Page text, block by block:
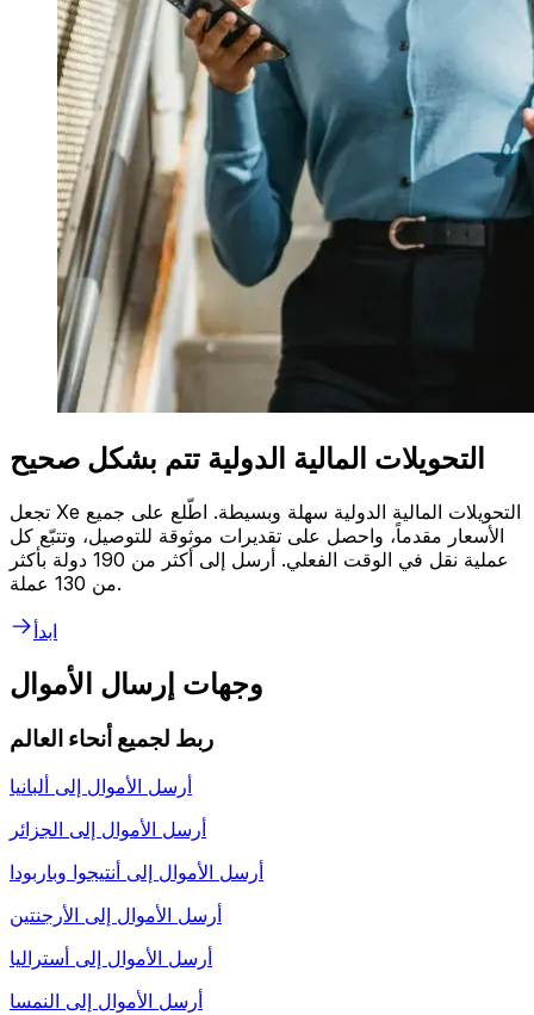
التحويلات المالية الدولية تتم بشكل صحيح
تجعل Xe التحويلات المالية الدولية سهلة وبسيطة. اطّلع على جميع
الأسعار مقدماً، واحصل على تقديرات موثوقة للتوصيل، وتتبّع كل
عملية نقل في الوقت الفعلي. أرسل إلى أكثر من 190 دولة بأكثر
من 130 عملة.
ابدأ
وجهات إرسال الأموال
ربط لجميع أنحاء العالم
أرسل الأموال إلى ألبانيا
أرسل الأموال إلى الجزائر
أرسل الأموال إلى أنتيجوا وباربودا
أرسل الأموال إلى الأرجنتين
أرسل الأموال إلى أستراليا
أرسل الأموال إلى النمسا